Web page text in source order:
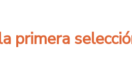
primera